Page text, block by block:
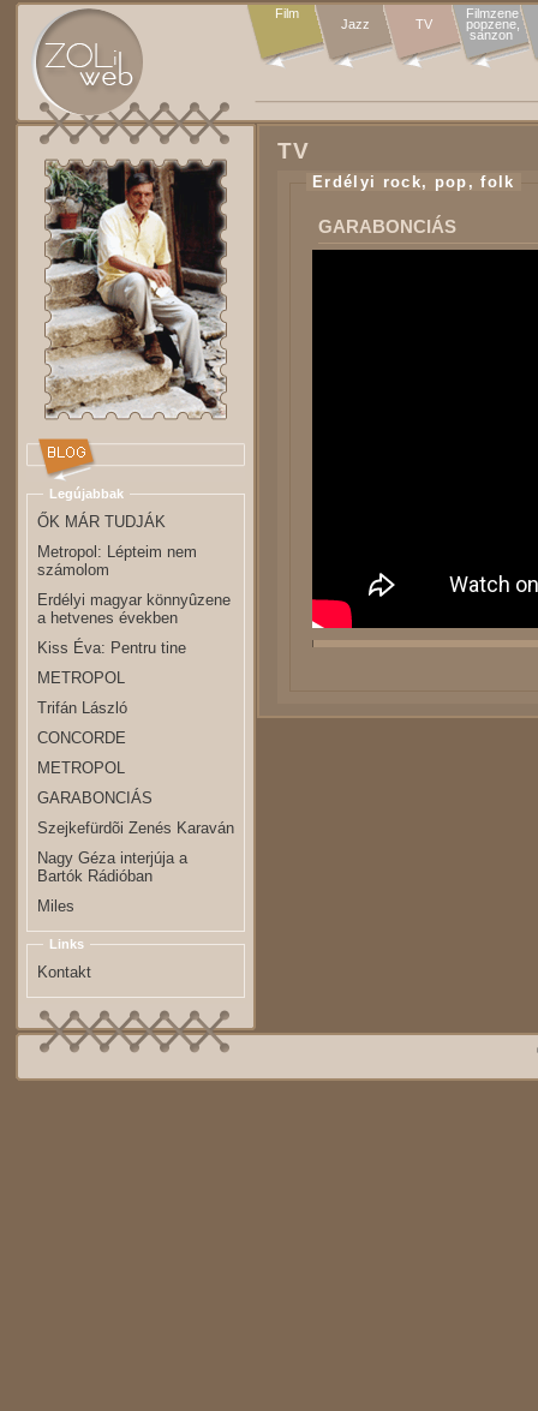
Film
Jazz TV
Filmzene
popzene,
sanzon
TV
Erdélyi rock, pop, folk
GARABONCIÁS
Legújabbak
ŐK MÁR TUDJÁK
Metropol: Lépteim nem
számolom
Erdélyi magyar könnyûzene
a hetvenes években
Kiss Éva: Pentru tine
METROPOL
Trifán László
CONCORDE
METROPOL
GARABONCIÁS
Szejkefürdõi Zenés Karaván
Nagy Géza interjúja a
Bartók Rádióban
Miles
Links
Kontakt